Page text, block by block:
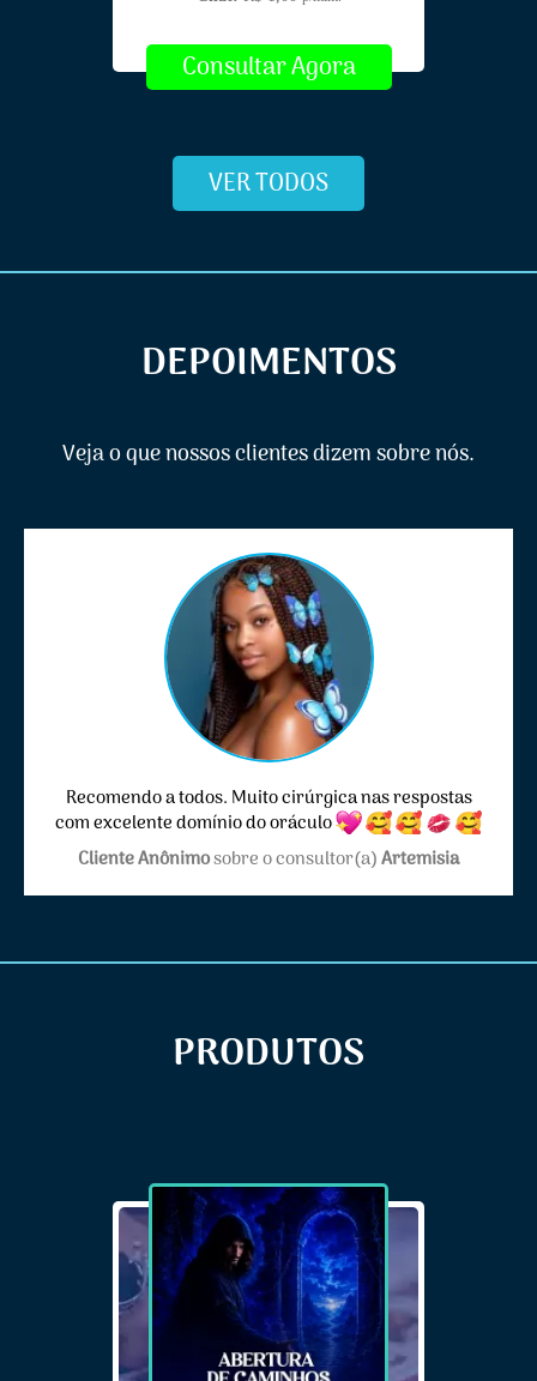
Consultar Agora
VER TODOS
DEPOIMENTOS
Veja o que nossos clientes dizem sobre nós.
Recomendo a todos. Muito cirúrgica nas respostas
com excelente domínio do oráculo
Cliente Anônimosobre o consultor(a)Artemisia
PRODUTOS